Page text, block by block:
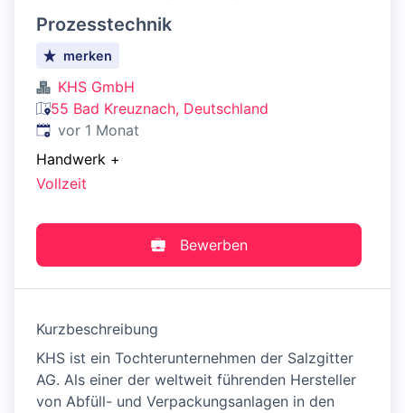
Prozesstechnik
merken
KHS GmbH
55 Bad Kreuznach, Deutschland
Veröffentlicht:
vor 1 Monat
Handwerk +
Vollzeit
Bewerben
Kurzbeschreibung
KHS ist ein Tochterunternehmen der Salzgitter
AG. Als einer der weltweit führenden Hersteller
von Abfüll- und Verpackungsanlagen in den